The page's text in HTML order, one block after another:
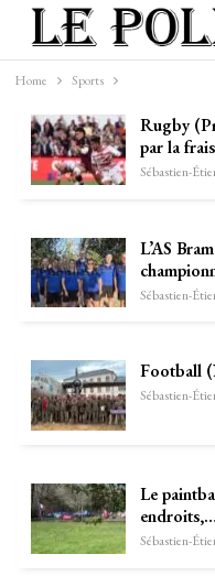
Home Sports
Rugby
par la
L’AS
Football
Le
endroits,…